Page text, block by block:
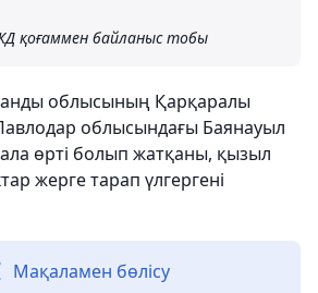
қоғаммен байланыс тобы
облысының Қарқаралы
облысындағы Баянауыл
өрті болып жатқаны, қызыл
жерге тарап үлгергені
Мақаламен бөлісу